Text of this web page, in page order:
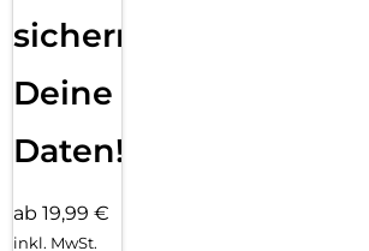
sichern
Deine
Daten!
ab 19,99 €
inkl. MwSt.